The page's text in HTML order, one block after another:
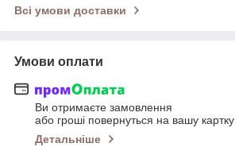
Всі умови доставки
Умови оплати
Ви отримаєте замовлення
або гроші повернуться на вашу картку
Детальніше